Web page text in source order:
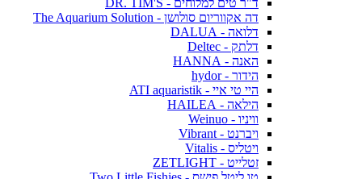
דה אקווריום סולושן - The Aquarium Solution
דלואה - DALUA
דלתק - Deltec
האנה - HANNA
הידור - hydor
היי טי איי - ATI aquaristik
הילאה - HAILEA
וויניו - Weinuo
ויברנט - Vibrant
ויטליס - Vitalis
זטלייט - ZETLIGHT